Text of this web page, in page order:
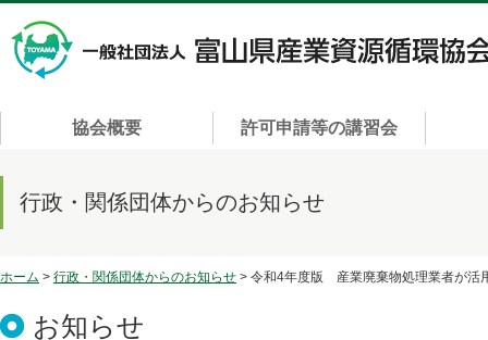
協会概要 許可申請等の講習会
行政・関係団体からのお知らせ
ホーム > 行政・関係団体からのお知らせ > 令和4年度版 産業廃棄物処理業者が活
お知らせ